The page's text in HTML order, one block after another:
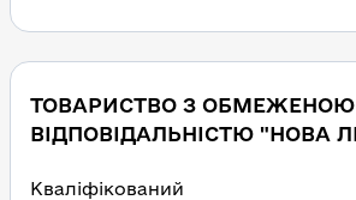
ТОВАРИСТВО З ОБМЕЖЕНОЮ
ВІДПОВІДАЛЬНІСТЮ "НОВА
Кваліфікований